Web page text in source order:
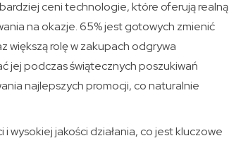
ceni technologie, które oferują realną
na okazje. 65% jest gotowych zmienić
większą rolę w zakupach odgrywa
jej podczas świątecznych poszukiwań
najlepszych promocji, co naturalnie
wysokiej jakości działania, co jest kluczowe